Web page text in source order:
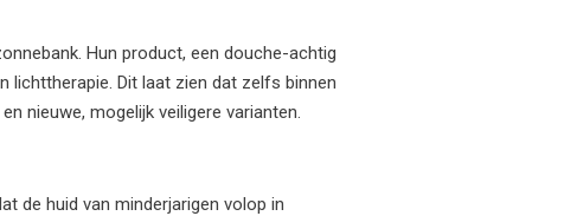
Hun product, een douche-achtig
lichttherapie. Dit laat zien dat zelfs binnen
nieuwe, mogelijk veiligere varianten.
de huid van minderjarigen volop in